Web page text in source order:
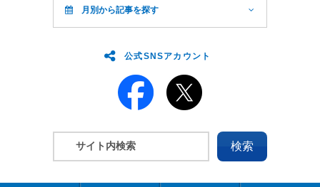
月別から記事を探す
公式SNSアカウント